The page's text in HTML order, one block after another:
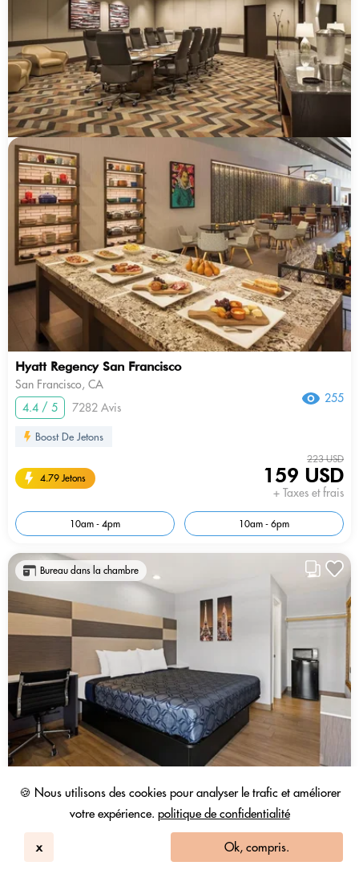
🍪 Nous utilisons des cookies pour analyser le trafic et améliorer
votre expérience. politique de confidentialité
x Ok, compris.
Hyatt Regency San Francisco
San Francisco, CA
4.4 / 5
7282 Avis
255
Boost De Jetons
4.79 Jetons
223 USD
159 USD
+ Taxes et frais
10am - 4pm 10am - 6pm
Bureau dans la chambre